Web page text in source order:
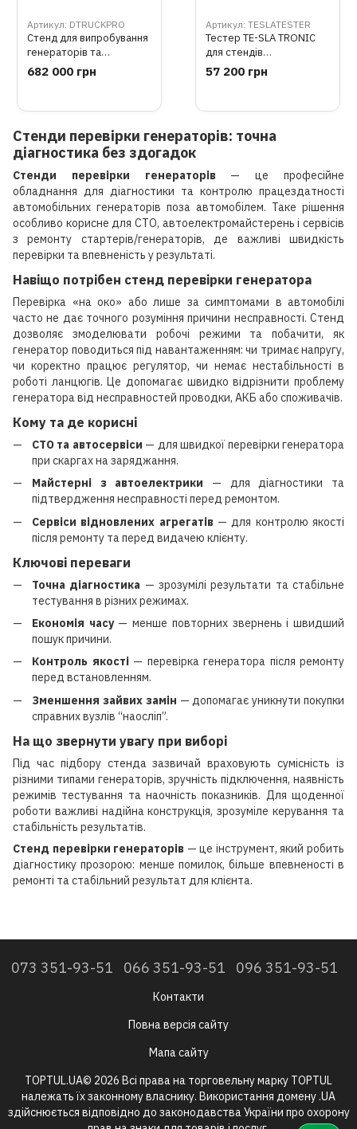
Артикул: DTRUCKPRO
Стенд для випробування
генераторів та
стартерів D TRUCK PRO
682 000 грн
Артикул: TESLATESTER
Тестер TE-SLA TRONIC
для стендів
випробування
генераторів і стартерів
57 200 грн
Стенди перевірки генераторів: точна
діагностика без здогадок
Стенди перевірки генераторів — це професійне
обладнання для діагностики та контролю працездатності
автомобільних генераторів поза автомобілем. Таке рішення
особливо корисне для СТО, автоелектромайстерень і сервісів
з ремонту стартерів/генераторів, де важливі швидкість
перевірки та впевненість у результаті.
Навіщо потрібен стенд перевірки генератора
Перевірка «на око» або лише за симптомами в автомобілі
часто не дає точного розуміння причини несправності. Стенд
дозволяє змоделювати робочі режими та побачити, як
генератор поводиться під навантаженням: чи тримає напругу,
чи коректно працює регулятор, чи немає нестабільності в
роботі ланцюгів. Це допомагає швидко відрізнити проблему
генератора від несправностей проводки, АКБ або споживачів.
Кому та де корисні
СТО та автосервіси — для швидкої перевірки генератора
при скаргах на заряджання.
Майстерні з автоелектрики — для діагностики та
підтвердження несправності перед ремонтом.
Сервіси відновлених агрегатів — для контролю якості
після ремонту та перед видачею клієнту.
Ключові переваги
Точна діагностика — зрозумілі результати та стабільне
тестування в різних режимах.
Економія часу— менше повторних звернень і швидший
пошук причини.
Контроль якості— перевірка генератора після ремонту
перед встановленням.
Зменшення зайвих замін — допомагає уникнути покупки
справних вузлів “наосліп”.
На що звернути увагу при виборі
Під час підбору стенда зазвичай враховують сумісність із
різними типами генераторів, зручність підключення, наявність
режимів тестування та наочність показників. Для щоденної
роботи важливі надійна конструкція, зрозуміле керування та
стабільність результатів.
Стенд перевірки генераторів — це інструмент, який робить
діагностику прозорою: менше помилок, більше впевненості в
ремонті та стабільний результат для клієнта.
073 351-93-51 066 351-93-51 096 351-93-51
Контакти
Повна версія сайту
Мапа сайту
TOPTUL.UA© 2026 Всі права на торговельну марку TOPTUL
належать їх законному власнику. Використання домену .UA
здійснюється відповідно до законодавства України про охорону